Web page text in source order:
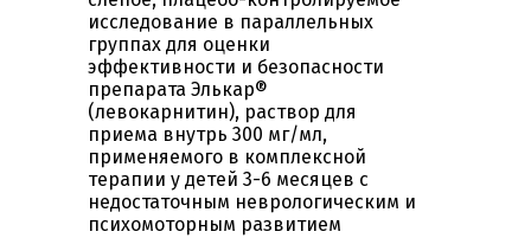
исследование в параллельных
группах для оценки
эффективности и безопасности
препарата Элькар®
(левокарнитин), раствор для
приема внутрь 300 мг/мл,
применяемого в комплексной
терапии у детей 3-6 месяцев с
недостаточным неврологическим и
психомоторным развитием